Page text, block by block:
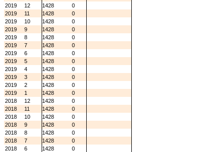
2019
12 1428
0
2019
11 1428
0
2019
10 1428
0
2019
9 1428
0
2019
8 1428
0
2019
7 1428
0
2019
6 1428
0
2019
5 1428
0
2019
4 1428
0
2019
3 1428
0
2019
2 1428
0
2019
1 1428
0
2018
12 1428
0
2018
11 1428
0
2018
10 1428
0
2018
9 1428
0
2018
8 1428
0
2018
7 1428
0
2018
6 1428
0